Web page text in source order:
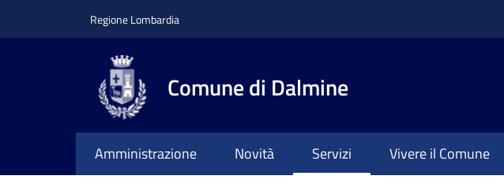
Regione Lombardia
Comune di Dalmine
Amministrazione Novità Servizi Vivere il Comune